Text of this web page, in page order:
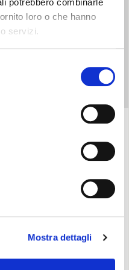
potrebbero combinarle
loro o che hanno
servizi.
Mostra dettagli
e filtra
radiante
di potenza